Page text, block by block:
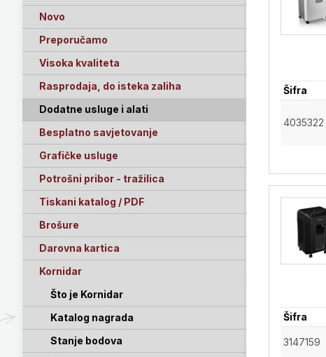
Novo
Preporučamo
Visoka kvaliteta
Rasprodaja, do isteka zaliha
Dodatne usluge i alati
Besplatno savjetovanje
Grafičke usluge
Potrošni pribor - tražilica
Tiskani katalog / PDF
Brošure
Darovna kartica
Kornidar
Što je Kornidar
Katalog nagrada
Stanje bodova
Šifra
4035322
Šifra
3147159